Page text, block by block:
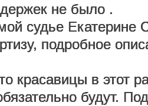
не было .
судье Екатерине
подробное
красавицы в этот
будут.